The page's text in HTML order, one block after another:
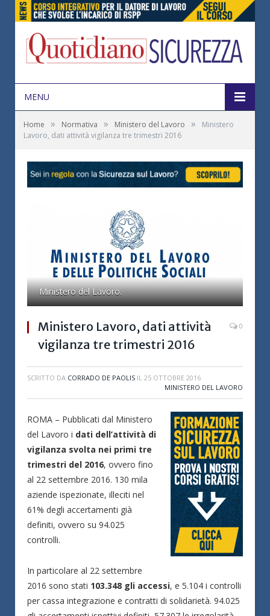
MENU
Home » Normativa » Ministero del Lavoro »
Ministero
Lavoro, dati attività vigilanza tre trimestri 2016
Ministero del Lavoro.
Ministero Lavoro, dati attività
vigilanza tre trimestri 2016
0
SCRITTO DA CORRADO DE PAOLIS IL 25 OTTOBRE 2016
MINISTERO DEL LAVORO
ROMA – Pubblicati dal Ministero
del Lavoro i dati dell’attività di
vigilanza svolta nei primi tre
trimestri del 2016, ovvero fino
al 22 settembre 2016. 130 mila
aziende ispezionate, illeciti nel
61% degli accertamenti già
definiti, ovvero su 94.025
controlli.
In particolare al 22 settembre
2016 sono stati 103.348 gli accessi, e 5.104 i controlli
per cassa integrazione e contratti di solidarietà. 94.025